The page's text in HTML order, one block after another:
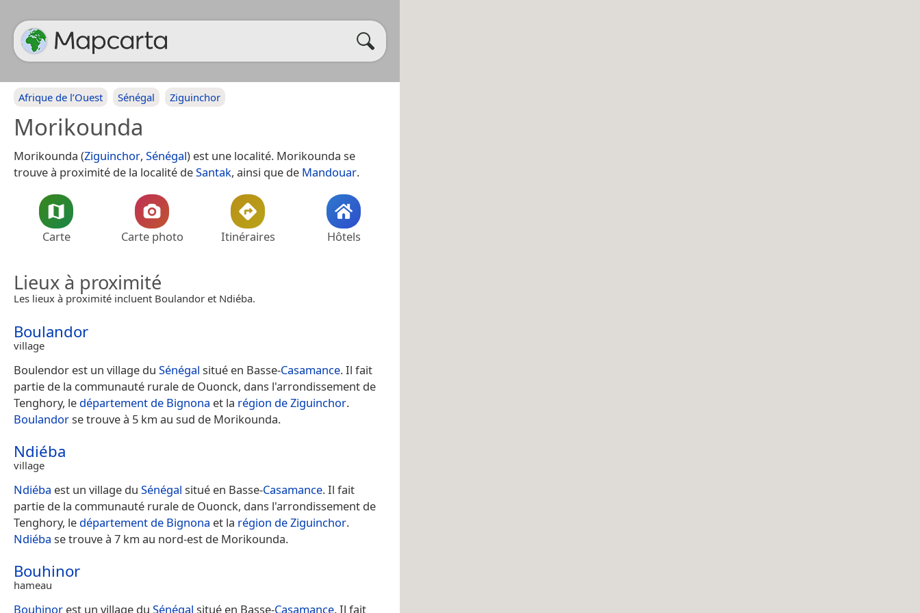
Afrique de l’Ouest Sénégal Ziguinchor
Morikounda
Morikounda (Ziguinchor, Sénégal) est une localité. Morikounda se
trouve à proximité de la localité deSantak, ainsi que de Mandouar.
Carte Carte photo Itinéraires Hôtels
Lieux à proximité
Les lieux à proximité incluent Boulandor et Ndiéba.
Boulandor
village
Boulendor est un village du Sénégal situé en Basse-Casamance. Il fait
partie de la communauté rurale de Ouonck, dans l'arrondissement de
Tenghory, le département de Bignona et la région de Ziguinchor.
Boulandorse trouve à 5 km au sud de Morikounda.
Ndiéba
village
Ndiéba est un village du Sénégal situé en Basse-Casamance. Il fait
partie de la communauté rurale de Ouonck, dans l'arrondissement de
Tenghory, le département de Bignona et la région de Ziguinchor.
Ndiéba se trouve à 7 km au nord-est de Morikounda.
Bouhinor
hameau
Bouhinor est un village du Sénégal situé en Basse-Casamance. Il fait